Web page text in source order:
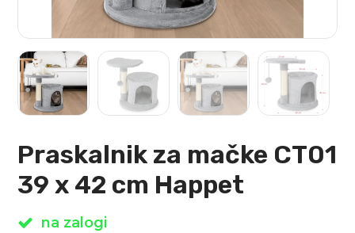
Praskalnik za mačke CT01
39 x 42 cm Happet
na zalogi